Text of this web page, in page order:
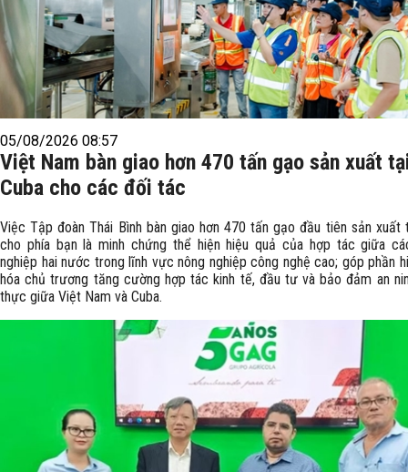
05/08/2026 08:57
Việt Nam bàn giao hơn 470 tấn gạo sản xuất
Cuba cho các đối tác
Việc Tập đoàn Thái Bình bàn giao hơn 470 tấn gạo đầu tiên sản xuất
cho phía bạn là minh chứng thể hiện hiệu quả của hợp tác giữa
nghiệp hai nước trong lĩnh vực nông nghiệp công nghệ cao; góp phần
hóa chủ trương tăng cường hợp tác kinh tế, đầu tư và bảo đảm an
thực giữa Việt Nam và Cuba.